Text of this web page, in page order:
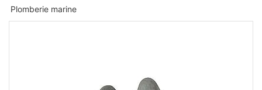
Plomberie marine